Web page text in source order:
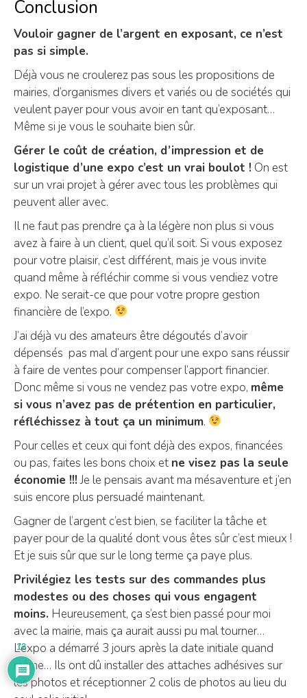
Conclusion
Vouloir gagner de l’argent en exposant, ce n’est
pas si simple.
Déjà vous ne croulerez pas sous les propositions de
mairies, d’organismes divers et variés ou de sociétés qui
veulent payer pour vous avoir en tant qu’exposant…
Même si je vous le souhaite bien sûr.
Gérer le coût de création, d’impression et de
logistique d’une expo c’est un vrai boulot ! On est
sur un vrai projet à gérer avec tous les problèmes qui
peuvent aller avec.
Il ne faut pas prendre ça à la légère non plus si vous
avez à faire à un client, quel qu’il soit. Si vous exposez
pour votre plaisir, c’est différent, mais je vous invite
quand même à réfléchir comme si vous vendiez votre
expo. Ne serait-ce que pour votre propre gestion
financière de l’expo.
J’ai déjà vu des amateurs être dégoutés d’avoir
dépensés pas mal d’argent pour une expo sans réussir
à faire de ventes pour compenser l’apport financier.
Donc même si vous ne vendez pas votre expo, même
si vous n’avez pas de prétention en particulier,
réfléchissez à tout ça un minimum.
Pour celles et ceux qui font déjà des expos, financées
ou pas, faites les bons choix et ne visez pas la seule
économie !!! Je le pensais avant ma mésaventure et j’en
suis encore plus persuadé maintenant.
Gagner de l’argent c’est bien, se faciliter la tâche et
payer pour de la qualité dont vous êtes sûr c’est mieux !
Et je suis sûr que sur le long terme ça paye plus.
Privilégiez les tests sur des commandes plus
modestes ou des choses qui vous engagent
moins. Heureusement, ça s’est bien passé pour moi
avec la mairie, mais ça aurait aussi pu mal tourner…
L’expo a démarré 3 jours après la date initiale quand
même… Ils ont dû installer des attaches adhésives sur
les photos et réceptionner 2 colis de photos au lieu du
12